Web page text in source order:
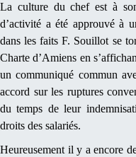
La culture du chef est à
d’activité a été approuvé à
dans les faits F. Souillot se
Charte d’Amiens en
un communiqué commun
accord sur les ruptures
du temps de leur
droits des salariés.
Heureusement il y a encore